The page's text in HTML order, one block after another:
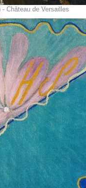
Château de Versailles